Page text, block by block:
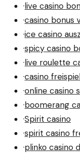
·live casino
·casino bonus
·ice casino
·spicy casino
·live roulette
·casino
·online casino
·boomerang
·Spirit casino
·spirit casino
·plinko casino